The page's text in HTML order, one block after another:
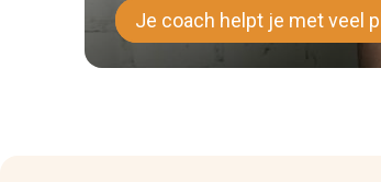
Je coach helpt je met veel